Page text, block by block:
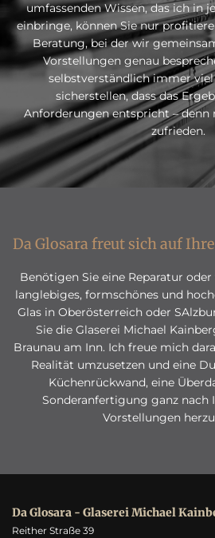
umfassenden Wissen, das ich in
einbringe, können Sie nur
Beratung, bei der wir
Vorstellungen genau
selbstverständlich immer viel
sicherstellen, dass das
Anforderungen entspricht – denn
zufrieden.
Da Glosara freut sich auf
Benötigen Sie eine Reparatur
langlebiges, formschönes und
Glas in Oberösterreich oder
Sie die Glaserei Michael
Braunau am Inn. Ich freue mich
Realität umzusetzen und eine
Küchenrückwand, eine
Sonderanfertigung ganz nach
Vorstellungen
Da Glosara - Glaserei Michael
Reither Straße 39